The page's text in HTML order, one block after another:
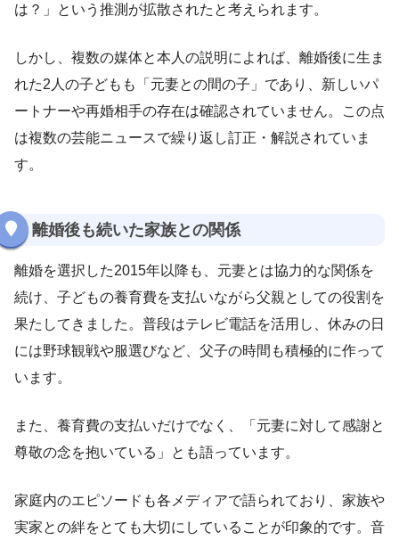
は？」という推測が拡散されたと考えられます。
しかし、複数の媒体と本人の説明によれば、離婚後に生ま
れた2人の子どもも「元妻との間の子」であり、新しいパ
ートナーや再婚相手の存在は確認されていません。この点
は複数の芸能ニュースで繰り返し訂正・解説されていま
す。
離婚後も続いた家族との関係
離婚を選択した2015年以降も、元妻とは協力的な関係を
続け、子どもの養育費を支払いながら父親としての役割を
果たしてきました。普段はテレビ電話を活用し、休みの日
には野球観戦や服選びなど、父子の時間も積極的に作って
います。
また、養育費の支払いだけでなく、「元妻に対して感謝と
尊敬の念を抱いている」とも語っています。
家庭内のエピソードも各メディアで語られており、家族や
実家との絆をとても大切にしていることが印象的です。音